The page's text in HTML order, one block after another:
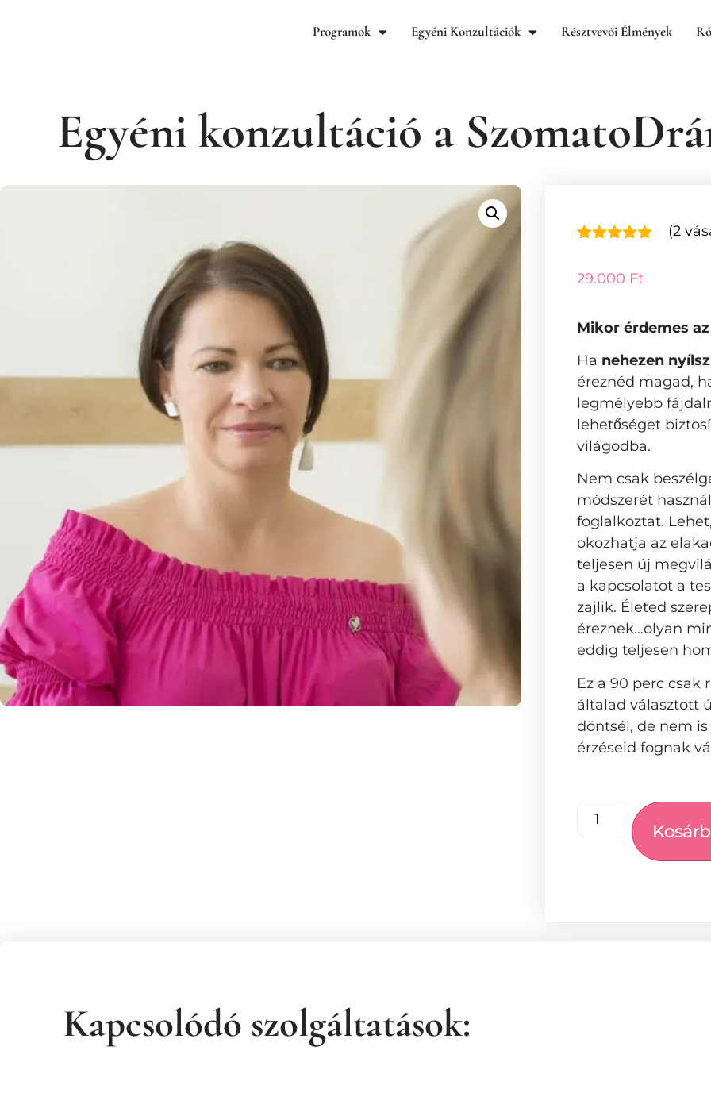
Programok Egyéni Konzultációk Résztvevői Élmények
Egyéni konzultáció a
ből,
(2
29.000 Ft
Mikor érdemes
Ha nehezen
éreznéd magad,
legmélyebb
lehetőséget
világodba.
Nem csak
módszerét
foglalkoztat.
okozhatja az
teljesen új
a kapcsolatot a
zajlik. Életed
éreznek…olyan
eddig teljesen
Ez a 90 perc csak
általad választott
döntsél, de nem
érzéseid fognak
Kapcsolódó szolgáltatások: